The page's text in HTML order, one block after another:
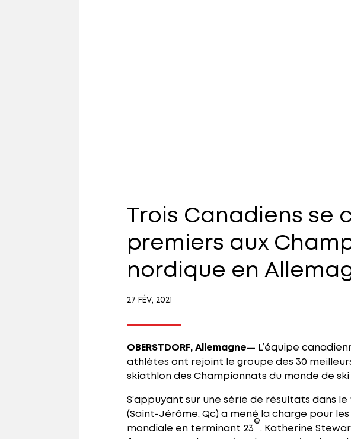
Trois Canadiens se
premiers aux
nordique en
27 FÉV, 2021
OBERSTDORF, Allemagne— L’équipe
athlètes ont rejoint le groupe des 30
skiathlon des Championnats du monde de
S’appuyant sur une série de résultats dans
(Saint-Jérôme, Qc) a mené la charge pour
mondiale en terminant 23
e
. Katherine